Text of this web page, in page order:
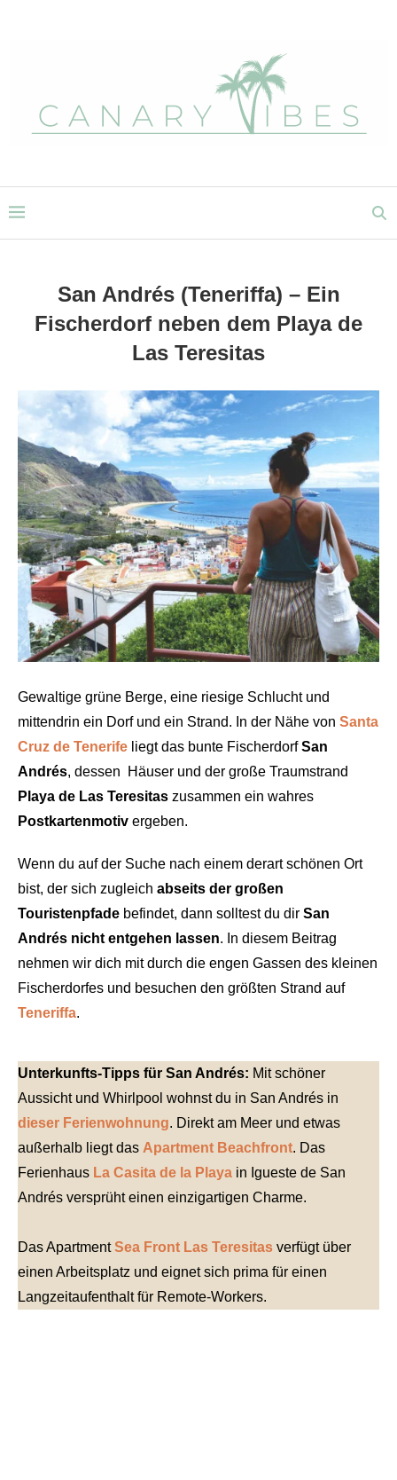
San Andrés (Teneriffa) – Ein
Fischerdorf neben dem Playa de
Las Teresitas
Gewaltige grüne Berge, eine riesige Schlucht und
mittendrin ein Dorf und ein Strand. In der Nähe von Santa
Cruz de Tenerife liegt das bunte FischerdorfSan
Andrés, dessen Häuser und der große Traumstrand
Playa de Las Teresitas zusammen ein wahres
Postkartenmotiv ergeben.
Wenn du auf der Suche nach einem derart schönen Ort
bist, der sich zugleich abseits der großen
Touristenpfade befindet, dann solltest du dir San
Andrés nicht entgehen lassen. In diesem Beitrag
nehmen wir dich mit durch die engen Gassen des kleinen
Fischerdorfes und besuchen den größten Strand auf
Teneriffa.
Unterkunfts-Tipps für San Andrés: Mit schöner
Aussicht und Whirlpool wohnst du in San Andrés in
dieser Ferienwohnung. Direkt am Meer und etwas
außerhalb liegt das Apartment Beachfront. Das
Ferienhaus La Casita de la Playa in Igueste de San
Andrés versprüht einen einzigartigen Charme.
Das ApartmentSea Front Las Teresitas verfügt über
einen Arbeitsplatz und eignet sich prima für einen
Langzeitaufenthalt für Remote-Workers.